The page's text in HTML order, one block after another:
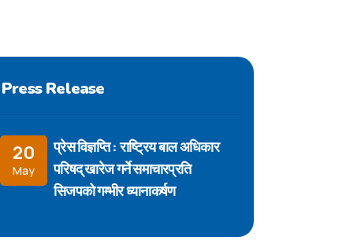
Press Release
20
May
प्रेस विज्ञप्ति : राष्ट्रिय बाल अधिकार
परिषद् खारेज गर्ने समाचारप्रति
सिजपको गम्भीर ध्यानाकर्षण